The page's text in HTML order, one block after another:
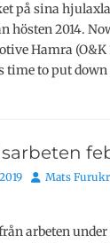
på sina
hösten 2014.
Hamra (O&K
time to put
Författare
Mats
arbeten under